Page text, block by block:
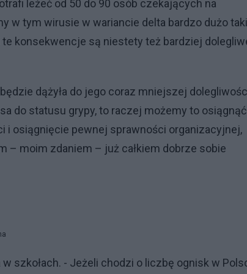
leżeć od 50 do 90 osób czekających na
w tym wirusie w wariancie delta bardzo dużo
konsekwencje są niestety też bardziej
dążyła do jego coraz mniejszej
do statusu grypy, to raczej możemy to osiągnąć
i osiągnięcie pewnej sprawności organizacyjnej,
– moim zdaniem – już całkiem dobrze sobie
szkołach. - Jeżeli chodzi o liczbę ognisk w